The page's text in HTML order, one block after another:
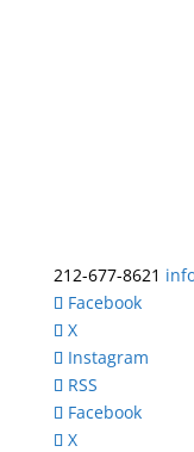
212-677-8621
Facebook
X
Instagram
RSS
Facebook
X